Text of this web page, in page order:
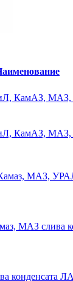
КамАЗ,
КамАЗ,
МАЗ,
МАЗ слива
конденсата